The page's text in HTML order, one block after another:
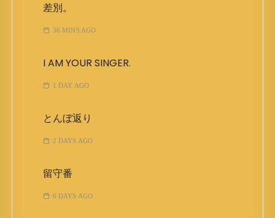
差別。
36 MINS AGO
I AM YOUR SINGER.
1 DAY AGO
とんぼ返り
2 DAYS AGO
留守番
6 DAYS AGO